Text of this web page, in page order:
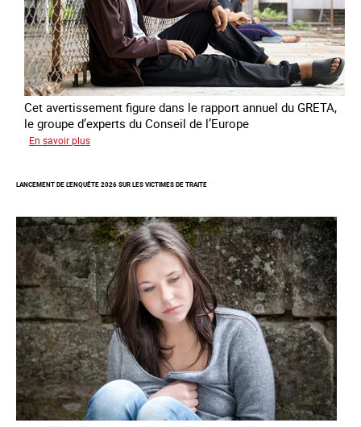
Cet avertissement figure dans le rapport annuel du GRETA,
le groupe d’experts du Conseil de l’Europe
En savoir plus
cas
traite
à
des
fins
de
criminalité
forcée
en
Europe
LANCEMENT DE L'ENQUÊTE 2026 SUR LES VICTIMES DE TRAITE